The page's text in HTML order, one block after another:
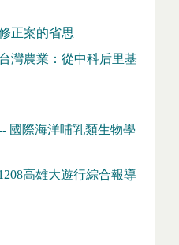
正案的省思
灣農業：從中科后里基
國際海洋哺乳類生物學
高雄大遊行綜合報導